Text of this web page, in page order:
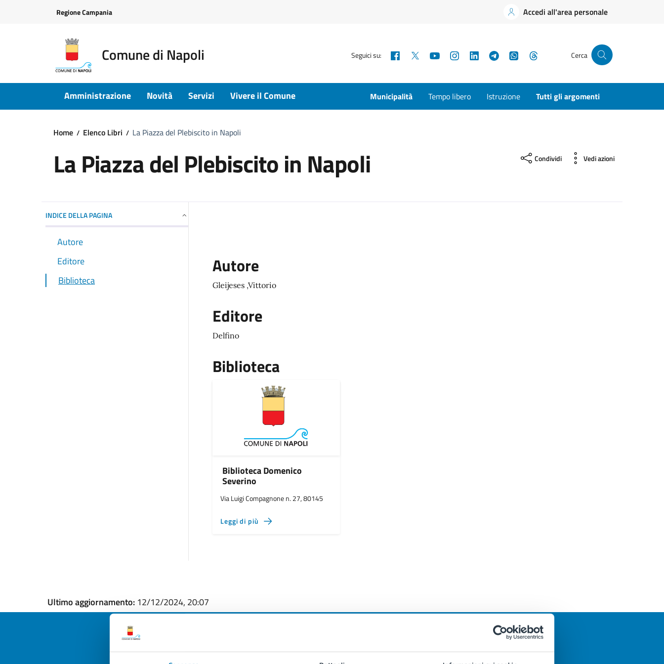
Regione Campania Accedi all'area personale
Comune di Napoli Seguici su: Facebook YouTubeInstagramLinkedInTelegramWhatsApp Cerca
Amministrazione Novità Servizi Vivere il Comune Municipalità Tempo libero Istruzione Tutti gli argomenti
Home Elenco Libri La Piazza del Plebiscito in Napoli
La Piazza del Plebiscito in Napoli Condividi Vedi azioni
INDICE DELLA PAGINA
Autore
Editore
Biblioteca
Autore
Gleijeses ,Vittorio
Editore
Delfino
Biblioteca
Biblioteca Domenico
Severino
Via Luigi Compagnone n. 27, 80145
Leggi di più
Ultimo aggiornamento: 12/12/2024, 20:07